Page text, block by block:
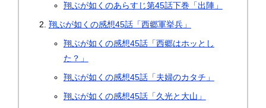
翔ぶが如くのあらすじ第45話下巻「出陣」
翔ぶが如くの感想45話「西郷軍挙兵」
翔ぶが如くの感想45話「西郷はホッとし
た？」
翔ぶが如くの感想45話「夫婦のカタチ」
翔ぶが如くの感想45話「久光と大山」